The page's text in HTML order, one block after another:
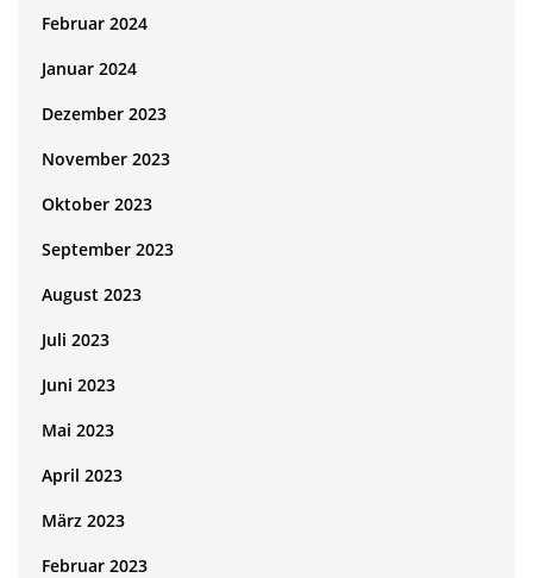
Februar 2024
Januar 2024
Dezember 2023
November 2023
Oktober 2023
September 2023
August 2023
Juli 2023
Juni 2023
Mai 2023
April 2023
März 2023
Februar 2023